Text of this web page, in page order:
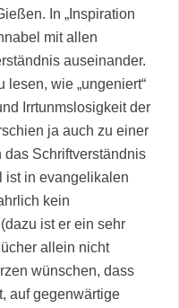
In „Inspiration
mit allen
auseinander.
lesen, wie „ungeniert“
Irrtunmslosigkeit der
ja auch zu einer
Schriftverständnis
ist in evangelikalen
kein
ist er ein sehr
allein nicht
wünschen, dass
auf gegenwärtige